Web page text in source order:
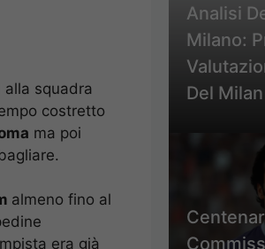
alla squadra
costretto
ma poi
almeno fino al
era già
Analisi
Milano:
Del Milan